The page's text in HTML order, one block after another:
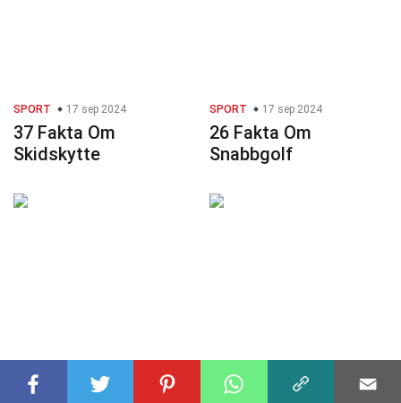
SPORT 17 sep 2024
37 Fakta Om
Skidskytte
SPORT 17 sep 2024
26 Fakta Om
Snabbgolf
SPORT 17 sep 2024 SPORT 17 sep 2024